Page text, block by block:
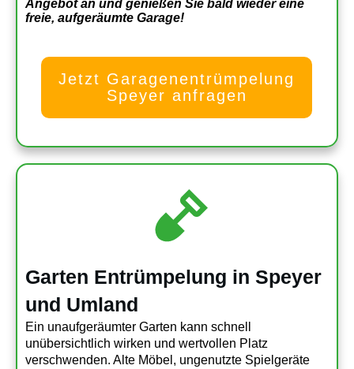
Angebot an und genießen Sie bald wieder eine
freie, aufgeräumte Garage!
Jetzt Garagenentrümpelung
Speyer anfragen
Garten Entrümpelung in Speyer
und Umland
Ein unaufgeräumter Garten kann schnell
unübersichtlich wirken und wertvollen Platz
verschwenden. Alte Möbel, ungenutzte Spielgeräte